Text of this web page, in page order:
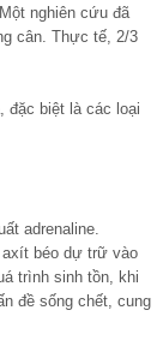
nghiên cứu đã
cân. Thực tế, 2/3
đặc biệt là các loại
adrenaline.
béo dự trữ vào
trình sinh tồn, khi
đề sống chết, cung